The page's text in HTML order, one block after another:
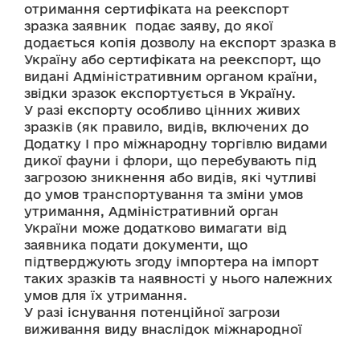
отримання сертифіката на реекспорт
зразка заявник  подає заяву, до якої
додається копія дозволу на експорт зразка в
Україну або сертифіката на реекспорт, що
видані Адміністративним органом країни,
звідки зразок експортується в Україну.
У разі експорту особливо цінних живих
зразків (як правило, видів, включених до
Додатку І про міжнародну торгівлю видами
дикої фауни і флори, що перебувають під
загрозою зникнення або видів, які чутливі
до умов транспортування та зміни умов
утримання, Адміністративний орган
України може додатково вимагати від
заявника подати документи, що
підтверджують згоду імпортера на імпорт
таких зразків та наявності у нього належних
умов для їх утримання.
У разі існування потенційної загрози
виживання виду внаслідок міжнародної